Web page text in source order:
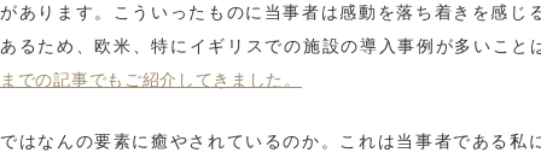
があります。こういったものに当事者は感動を落ち着きを感じ
あるため、欧米、特にイギリスでの施設の導入事例が多いこと
までの記事でもご紹介してきました。
ではなんの要素に癒やされているのか。これは当事者である私